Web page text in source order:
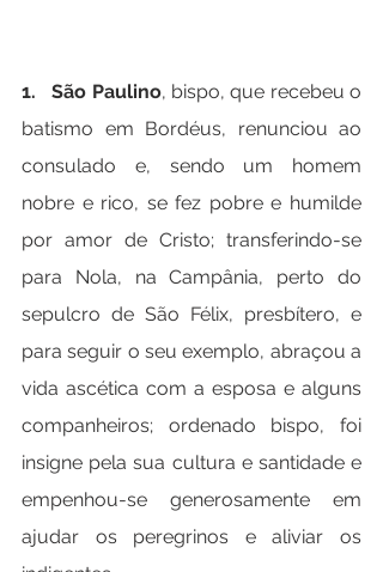
1.   São Paulino, bispo, que recebeu o
batismo em Bordéus, renunciou ao
consulado e, sendo um homem
nobre e rico, se fez pobre e humilde
por amor de Cristo; transferindo-se
para Nola, na Campânia, perto do
sepulcro de São Félix, presbítero, e
para seguir o seu exemplo, abraçou a
vida ascética com a esposa e alguns
companheiros; ordenado bispo, foi
insigne pela sua cultura e santidade e
empenhou-se generosamente em
ajudar os peregrinos e aliviar os